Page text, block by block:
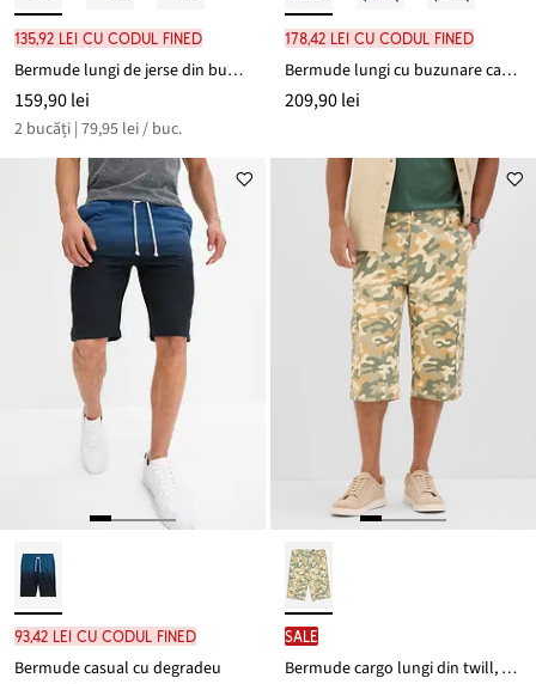
135,92 lei cu codul FINED
Bermude lungi de jerse din bumbac organic 100% (set/2 buc.)
159,90 lei
2 bucăți | 79,95 lei / buc.
178,42 lei cu codul FINED
Bermude lungi cu buzunare cargo, Regular Fit
209,90 lei
93,42 lei cu codul FINED
Bermude casual cu degradeu
SALE
Bermude cargo lungi din twill, Loose Fit